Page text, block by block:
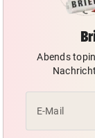
Abends
E-Mail